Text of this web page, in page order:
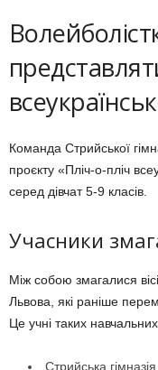
Команда Стрийської
проєкту «Пліч-о-пліч
серед дівчат 5-9 класів.
Учасники
Між собою змагалися
Львова, які раніше
Це учні таких
Стрийська